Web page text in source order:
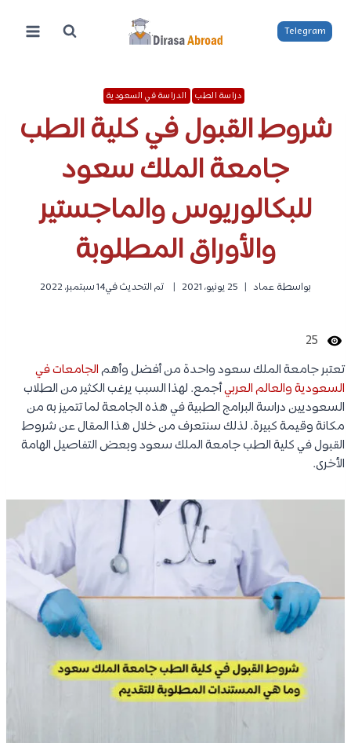
المحتوى
Telegram
دراسة الطب الدراسة في السعودية
شروط القبول في كلية الطب
جامعة الملك سعود
للبكالوريوس والماجستير
والأوراق المطلوبة
بواسطة عماد 25 يونيو، 2021 تم التحديث في14 سبتمبر، 2022
25
تعتبر جامعة الملك سعود واحدة من أفضل وأهمالجامعات في
السعوديةوالعالم العربيأجمع. لهذا السبب يرغب الكثير من الطلاب
السعوديين دراسة البرامج الطبية في هذه الجامعة لما تتميز به من
مكانة وقيمة كبيرة. لذلك سنتعرف من خلال هذا المقال عن شروط
القبول في كلية الطب جامعة الملك سعود وبعض التفاصيل الهامة
الأخرى.